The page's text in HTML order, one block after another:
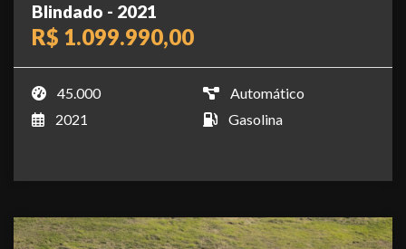
Blindado - 2021
R$ 1.099.990,00
45.000
Automático
2021
Gasolina